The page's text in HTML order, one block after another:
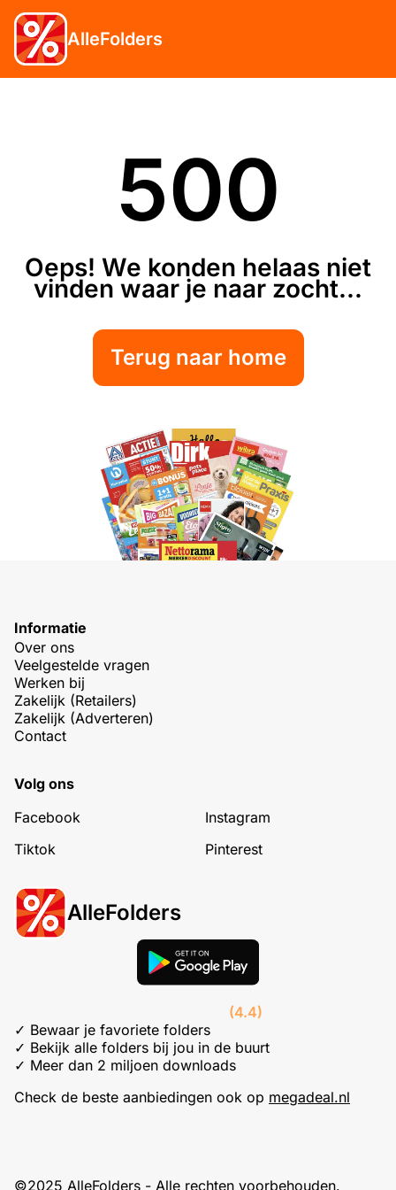
AlleFolders
500
Oeps! We konden helaas niet
vinden waar je naar zocht...
Terug naar home
Informatie
Over ons
Veelgestelde vragen
Werken bij
Zakelijk (Retailers)
Zakelijk (Adverteren)
Contact
Volg ons
Facebook
Instagram
Tiktok
Pinterest
AlleFolders
(4.4)
✓ Bewaar je favoriete folders
✓ Bekijk alle folders bij jou in de buurt
✓ Meer dan 2 miljoen downloads
Check de beste aanbiedingen ook op megadeal.nl
©2025 AlleFolders - Alle rechten voorbehouden.